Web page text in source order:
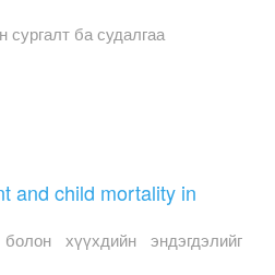
сургалт ба судалгаа
and child mortality in
хүүхдийн эндэгдэлийг